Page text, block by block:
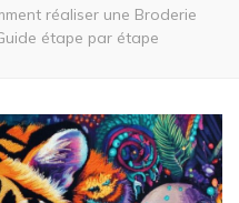
réaliser une Broderie
étape par étape